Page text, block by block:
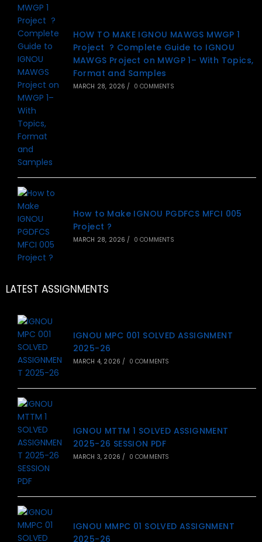
HOW TO MAKE IGNOU MAWGS MWGP 1
Project ? Complete Guide to IGNOU
MAWGS Project on MWGP 1– With Topics,
Format and Samples
MARCH 28, 2026 / 0 COMMENTS
How to Make IGNOU PGDFCS MFCI 005
Project ?
MARCH 28, 2026 / 0 COMMENTS
LATEST ASSIGNMENTS
IGNOU MPC 001 SOLVED ASSIGNMENT
2025-26
MARCH 4, 2026 / 0 COMMENTS
IGNOU MTTM 1 SOLVED ASSIGNMENT
2025-26 SESSION PDF
MARCH 3, 2026 / 0 COMMENTS
IGNOU MMPC 01 SOLVED ASSIGNMENT
2025-26